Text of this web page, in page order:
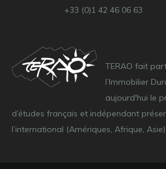
+33 (0)1 42 46 06 63
TERAO fait
l’Immobilier
aujourd'hui le
d’études français et indépendant
l’international (Amériques, Afrique, Asie).